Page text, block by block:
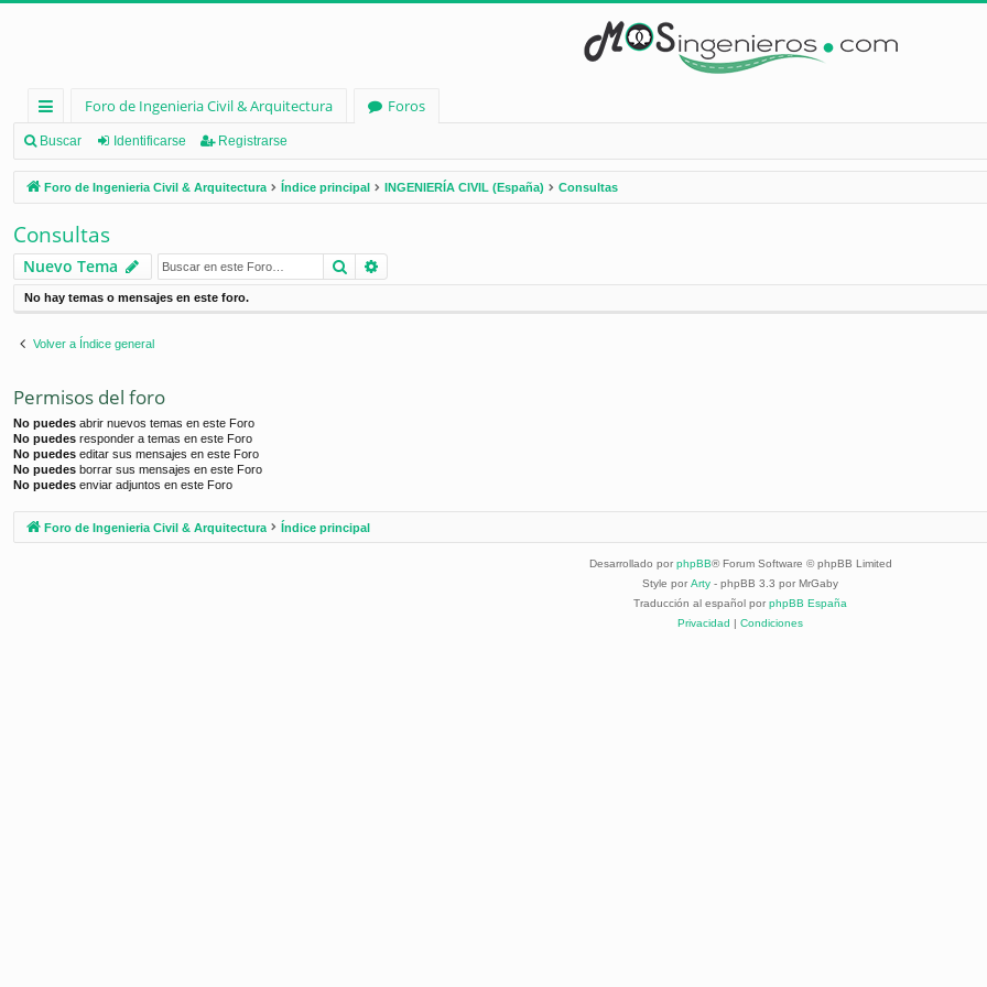
nl
ac
es
rá
pi
d
os
Foro de Ingenieria Civil & Arquitectura
Foros
Buscar Identificarse Registrarse
Foro de Ingenieria Civil & Arquitectura Índice principal INGENIERÍA CIVIL (España) Consultas
Consultas
Nuevo Tema Buscar
No hay temas o mensajes en este foro.
Volver a Índice general
Permisos del foro
No puedes abrir nuevos temas en este Foro
No puedes responder a temas en este Foro
No puedes editar sus mensajes en este Foro
No puedes borrar sus mensajes en este Foro
No puedes enviar adjuntos en este Foro
Foro de Ingenieria Civil & Arquitectura Índice principal
Desarrollado por phpBB® Forum Software © phpBB Limited
Style por Arty - phpBB 3.3 por MrGaby
Traducción al español por phpBB España
Privacidad | Condiciones